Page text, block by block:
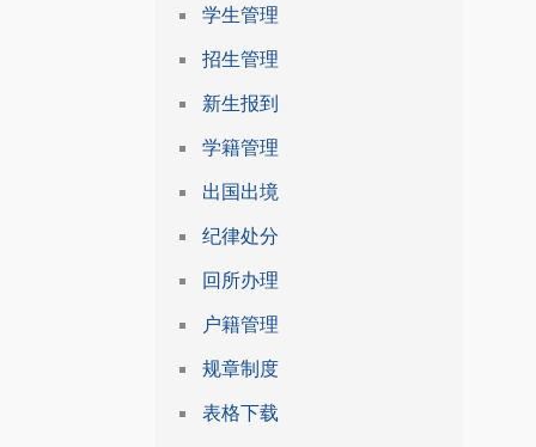
学生管理
招生管理
新生报到
学籍管理
出国出境
纪律处分
回所办理
户籍管理
规章制度
表格下载